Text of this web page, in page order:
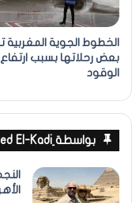
الخطوط الجوية المغربية
بعض رحلاتها بسبب ارتفاع
الوقود
بواسطة ِAhmed El-Kadi